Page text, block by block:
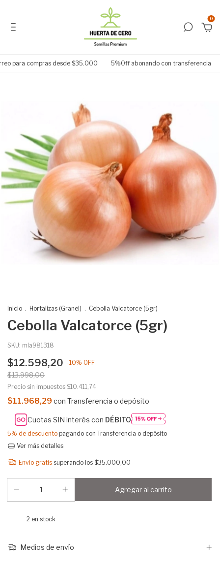
0
para compras desde $35.000 5%Off abonando con transferencia
Inicio . Hortalizas (Granel) . Cebolla Valcatorce (5gr)
Cebolla Valcatorce (5gr)
SKU: mla981318
$12.598,20 -10% OFF
$13.998,00
Precio sin impuestos $10.411,74
$11.968,29 con Transferencia o depósito
Cuotas SIN interés con DÉBITO
5% de descuento pagando con Transferencia o depósito
Ver más detalles
Envío gratis superando los $35.000,00
2 en stock
Medios de envío